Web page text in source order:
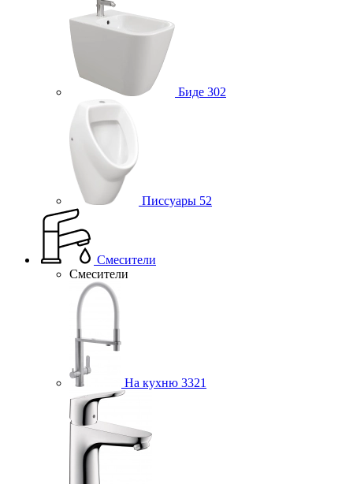
Биде 302
Писсуары 52
Смесители
Смесители
На кухню 3321